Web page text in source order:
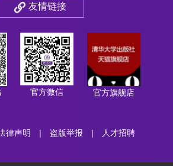
友情链接
官方微信 官方旗舰店
律声明 | 盗版举报 | 人才招聘